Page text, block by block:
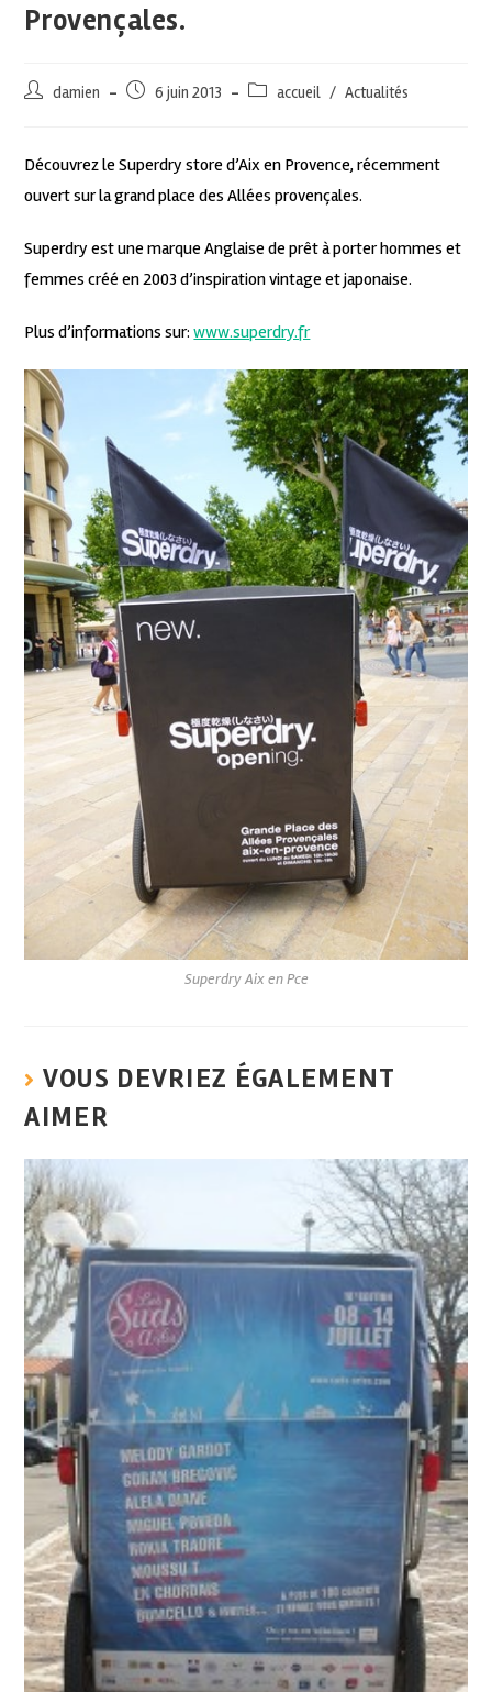
Provençales.
damien 6 juin 2013 accueil / Actualités
Découvrez le Superdry store d’Aix en Provence, récemment
ouvert sur la grand place des Allées provençales.
Superdry est une marque Anglaise de prêt à porter hommes et
femmes créé en 2003 d’inspiration vintage et japonaise.
Plus d’informations sur:www.superdry.fr
Superdry Aix en Pce
VOUS DEVRIEZ ÉGALEMENT
AIMER